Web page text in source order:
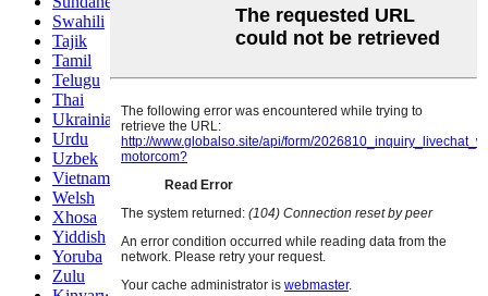
Swahili
Tajik
Tamil
Telugu
Thai
Ukrainian
Urdu
Uzbek
Vietnamese
Welsh
Xhosa
Yiddish
Yoruba
Zulu